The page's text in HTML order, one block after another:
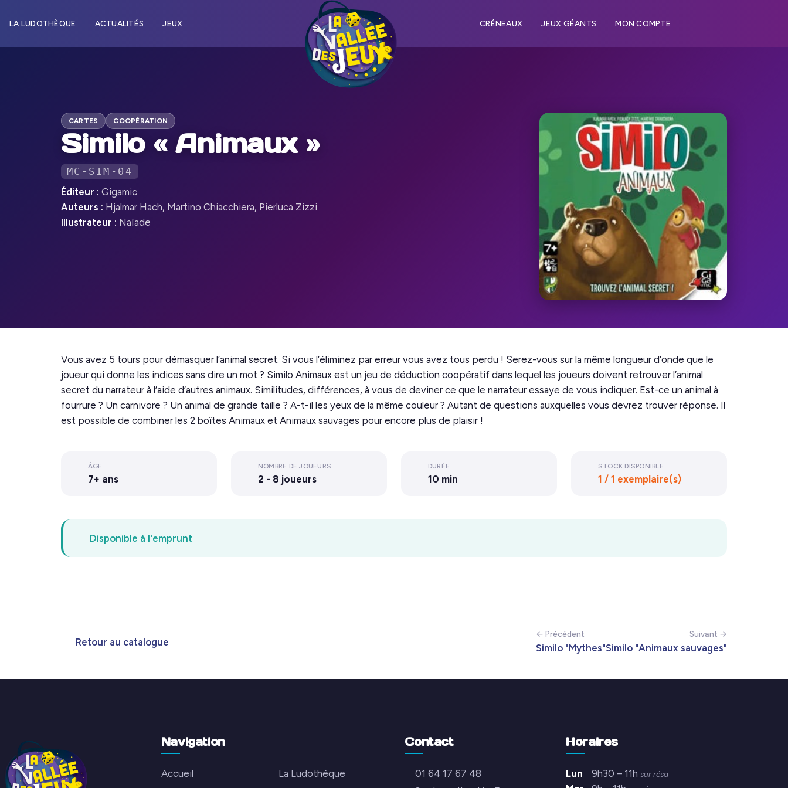
LA LUDOTHÈQUE ACTUALITÉS JEUX CRÉNEAUX JEUX GÉANTS MON COMPTE
CARTES COOPÉRATION
Similo « Animaux »
MC-SIM-04
Éditeur : Gigamic
Auteurs : Hjalmar Hach, Martino Chiacchiera, Pierluca Zizzi
Illustrateur : Naïade
Vous avez 5 tours pour démasquer l’animal secret. Si vous l’éliminez par erreur vous avez tous perdu ! Serez-vous sur la même longueur d’onde que le
joueur qui donne les indices sans dire un mot ? Similo Animaux est un jeu de déduction coopératif dans lequel les joueurs doivent retrouver l’animal
secret du narrateur à l’aide d’autres animaux. Similitudes, différences, à vous de deviner ce que le narrateur essaye de vous indiquer. Est-ce un animal à
fourrure ? Un carnivore ? Un animal de grande taille ? A-t-il les yeux de la même couleur ? Autant de questions auxquelles vous devrez trouver réponse. Il
est possible de combiner les 2 boîtes Animaux et Animaux sauvages pour encore plus de plaisir !
ÂGE
7+ ans
NOMBRE DE JOUEURS
2 - 8 joueurs
DURÉE
10 min
STOCK DISPONIBLE
1 / 1 exemplaire(s)
Disponible à l'emprunt
Retour au catalogue
← Précédent
Similo "Mythes"
Suivant →
Similo "Animaux sauvages"
Navigation
Accueil
La Ludothèque
Contact
01 64 17 67 48
Horaires
Lun 9h30 – 11hsur résa